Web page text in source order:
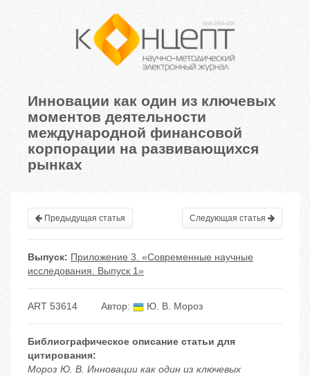
Инновации как один из ключевых
моментов деятельности
международной финансовой
корпорации на развивающихся
рынках
Предыдущая статья Следующая статья
Выпуск: Приложение 3. «Современные научные
исследования. Выпуск 1»
ART 53614 Автор: Ю. В. Мороз
Библиографическое описание статьи для
цитирования:
Мороз Ю. В. Инновации как один из ключевых